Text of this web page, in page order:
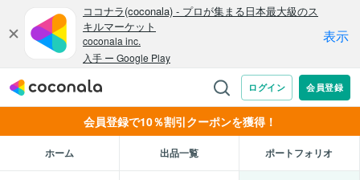
会員登録で10％割引クーポンを獲得！
ホーム 出品一覧 ポートフォリオ